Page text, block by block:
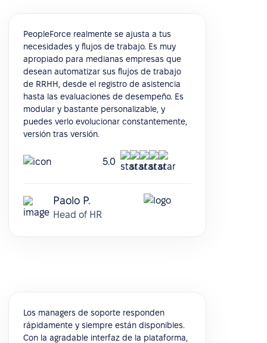
PeopleForce realmente se ajusta a tus
necesidades y flujos de trabajo. Es muy
apropiado para medianas empresas que
desean automatizar sus flujos de trabajo
de RRHH, desde el registro de asistencia
hasta las evaluaciones de desempeño. Es
modular y bastante personalizable, y
puedes verlo evolucionar constantemente,
versión tras versión.
5.0
Paolo P.
Head of HR
Los managers de soporte responden
rápidamente y siempre están disponibles.
Con la agradable interfaz de la plataforma,